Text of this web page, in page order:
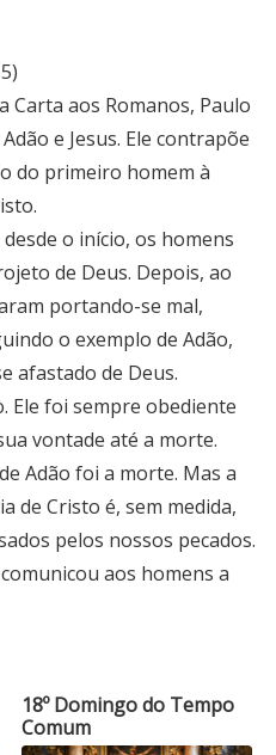
Carta aos Romanos, Paulo
e Jesus. Ele contrapõe
do primeiro homem à
o início, os homens
de Deus. Depois, ao
portando-se mal,
o exemplo de Adão,
afastado de Deus.
Ele foi sempre obediente
vontade até a morte.
Adão foi a morte. Mas a
de Cristo é, sem medida,
pelos nossos pecados.
aos homens a
18º Domingo do Tempo
Comum